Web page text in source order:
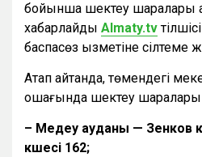
бойынша шектеу шаралары
хабарлайды Almaty.tv
баспасөз қызметіне сілтеме
Атап айтқанда, төмендегі
ошағында шектеу
– Медеу ауданы — Зенков
көшесі 162;